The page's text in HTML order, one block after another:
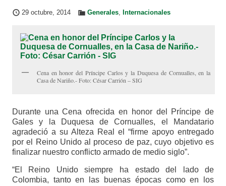
29 octubre, 2014 Generales, Internacionales
Cena en honor del Príncipe Carlos y la Duquesa de Cornualles, en la
Casa de Nariño.- Foto: César Carrión – SIG
Durante una Cena ofrecida en honor del Príncipe de
Gales y la Duquesa de Cornualles, el Mandatario
agradeció a su Alteza Real el “firme apoyo entregado
por el Reino Unido al proceso de paz, cuyo objetivo es
finalizar nuestro conflicto armado de medio siglo”.
“El Reino Unido siempre ha estado del lado de
Colombia, tanto en las buenas épocas como en los